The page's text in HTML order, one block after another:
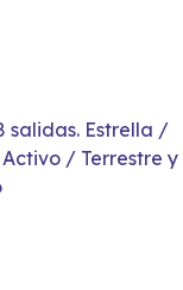
salidas. Estrella /
/ Terrestre y